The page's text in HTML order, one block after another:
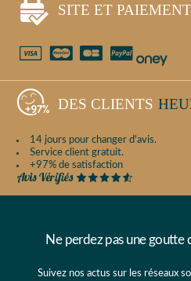
SITE ET PAIEMENT
DES CLIENTS
14 jours pour changer d'avis.
Service client gratuit.
+97% de satisfaction
Ne perdez pas une goutte
Suivez nos actus sur les réseaux